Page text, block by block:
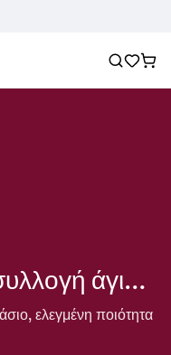
Χονδρική πώληση συλλογή άγιου βασίλη
ελεγμένη ποιότητα